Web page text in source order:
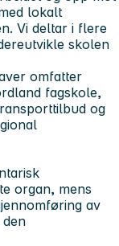
lokalt
Vi deltar i flere
skolen
omfatter
fagskole,
og
organ, mens
av